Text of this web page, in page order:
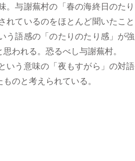
与謝蕪村の「春の海終日のた
ているのをほとんど聞いたこ
語感の「のたりのたり感」が
われる。恐るべし与謝蕪村。
う意味の「夜もすがら」の対
のと考えられている。